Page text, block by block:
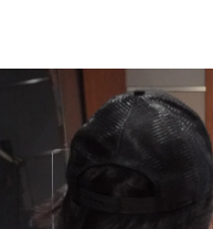
イベント・グッズ
YouTube
会社情報